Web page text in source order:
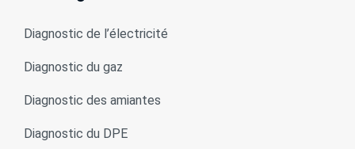
Diagnostic de l’électricité
Diagnostic du gaz
Diagnostic des amiantes
Diagnostic du DPE